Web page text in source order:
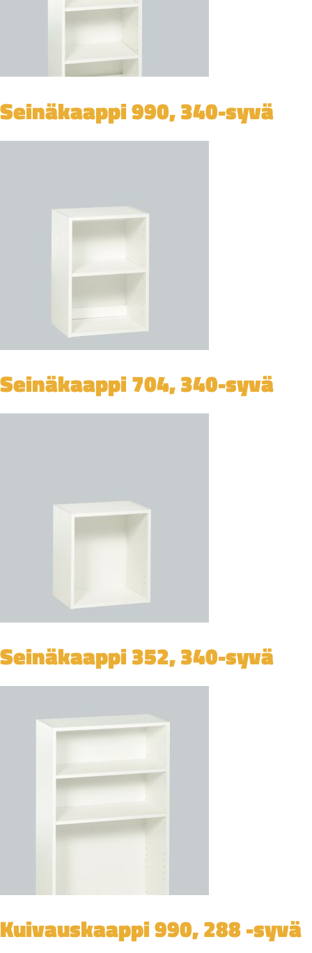
Seinäkaappi 990, 340-syvä
Seinäkaappi 704, 340-syvä
Seinäkaappi 352, 340-syvä
Kuivauskaappi 990, 288 -syvä